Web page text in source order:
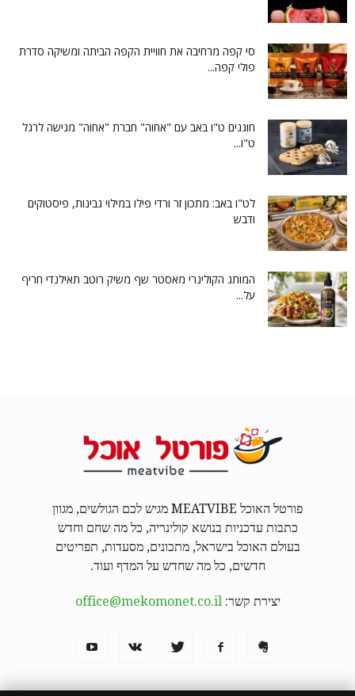
סי קפה מרחיבה את חוויית הקפה הביתה ומשיקה סדרת
פולי קפה...
חוגגים ט"ו באב עם "אחוה" חברת "אחוה" מגישה לרגל
ט"ו...
לט"ו באב: מתכון זר ורדי פילו במילוי גבינות, פיסטוקים
ודבש
המותג הקולינרי מאסטר שף משיק רוטב תאילנדי חריף
על...
פורטל האוכל MEATVIBE מגיש לכם הגולשים, מגוון
כתבות עדכניות בנושא קולינריה, כל מה שחם וחדש
בעולם האוכל בישראל, מתכונים, מסעדות, תפריטים
חדשים, כל מה שחדש על המדף ועוד.
יצירת קשר:office@mekomonet.co.il